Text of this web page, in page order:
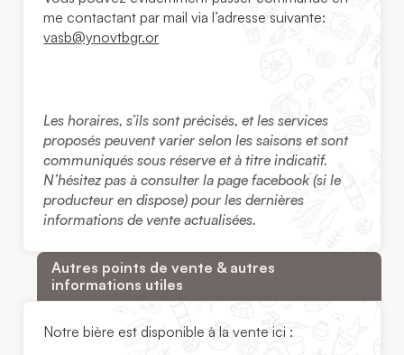
me contactant par mail via l’adresse suivante:
vasb@ynovtbgr.or
Les horaires, s’ils sont précisés, et les services
proposés peuvent varier selon les saisons et sont
communiqués sous réserve et à titre indicatif.
N’hésitez pas à consulter la page facebook (si le
producteur en dispose) pour les dernières
informations de vente actualisées.
Autres points de vente & autres
informations utiles
Notre bière est disponible à la vente ici :